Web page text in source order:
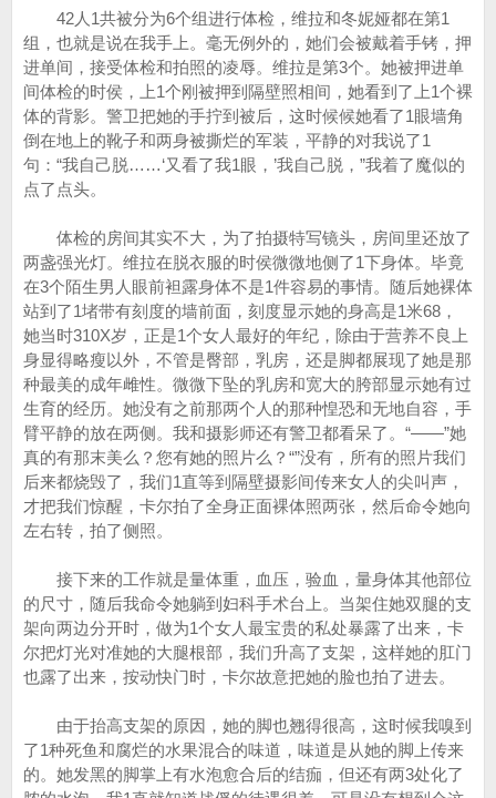
42人1共被分为6个组进行体检，维拉和冬妮娅都在第1
组，也就是说在我手上。毫无例外的，她们会被戴着手铐，押
进单间，接受体检和拍照的凌辱。维拉是第3个。她被押进单
间体检的时侯，上1个刚被押到隔壁照相间，她看到了上1个裸
体的背影。警卫把她的手拧到被后，这时候候她看了1眼墙角
倒在地上的靴子和两身被撕烂的军装，平静的对我说了1
句：“我自己脱……‘又看了我1眼，’我自己脱，”我着了魔似的
点了点头。
体检的房间其实不大，为了拍摄特写镜头，房间里还放了
两盏强光灯。维拉在脱衣服的时侯微微地侧了1下身体。毕竟
在3个陌生男人眼前袒露身体不是1件容易的事情。随后她裸体
站到了1堵带有刻度的墙前面，刻度显示她的身高是1米68，
她当时310X岁，正是1个女人最好的年纪，除由于营养不良上
身显得略瘦以外，不管是臀部，乳房，还是脚都展现了她是那
种最美的成年雌性。微微下坠的乳房和宽大的胯部显示她有过
生育的经历。她没有之前那两个人的那种惶恐和无地自容，手
臂平静的放在两侧。我和摄影师还有警卫都看呆了。“——”她
真的有那末美么？您有她的照片么？“”没有，所有的照片我们
后来都烧毁了，我们1直等到隔壁摄影间传来女人的尖叫声，
才把我们惊醒，卡尔拍了全身正面裸体照两张，然后命令她向
左右转，拍了侧照。
接下来的工作就是量体重，血压，验血，量身体其他部位
的尺寸，随后我命令她躺到妇科手术台上。当架住她双腿的支
架向两边分开时，做为1个女人最宝贵的私处暴露了出来，卡
尔把灯光对准她的大腿根部，我们升高了支架，这样她的肛门
也露了出来，按动快门时，卡尔故意把她的脸也拍了进去。
由于抬高支架的原因，她的脚也翘得很高，这时候我嗅到
了1种死鱼和腐烂的水果混合的味道，味道是从她的脚上传来
的。她发黑的脚掌上有水泡愈合后的结痂，但还有两3处化了